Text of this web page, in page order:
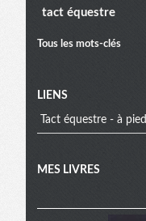
tact équestre
Tous les mots-clés
LIENS
Tact équestre - à pied
MES LIVRES